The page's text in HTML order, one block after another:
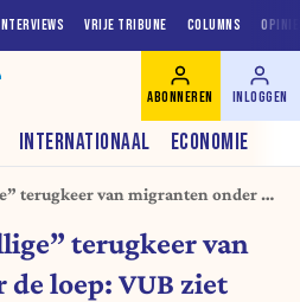
INTERVIEWS VRIJE TRIBUNE COLUMNS
INTERNATIONAAL ECONOMIE
ABONNEREN INLOGGEN
terugkeer van migranten onder de
terugkeer van
loep: VUB ziet